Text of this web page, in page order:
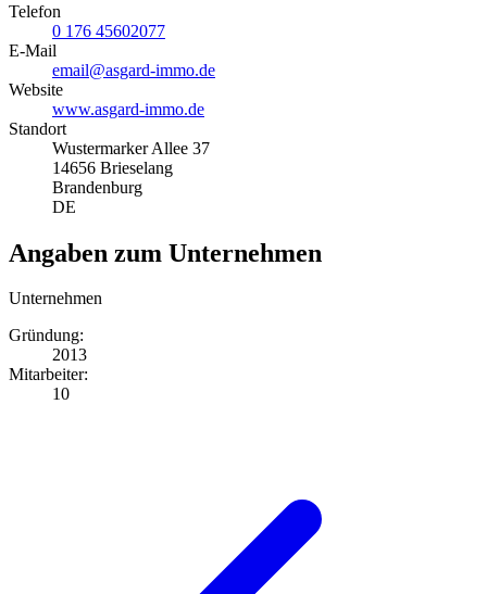
Telefon
0 176 45602077
E-Mail
email@asgard-immo.de
Website
www.asgard-immo.de
Standort
Wustermarker Allee 37
14656 Brieselang
Brandenburg
DE
Angaben zum Unternehmen
Unternehmen
Gründung:
2013
Mitarbeiter:
10